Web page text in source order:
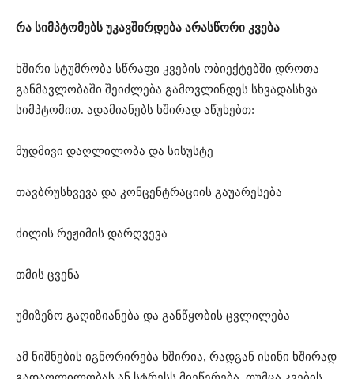
რა სიმპტომებს უკავშირდება არასწორი კვება
ხშირი სტუმრობა სწრაფი კვების ობიექტებში დროთა
განმავლობაში შეიძლება გამოვლინდეს სხვადასხვა
სიმპტომით. ადამიანებს ხშირად აწუხებთ:
მუდმივი დაღლილობა და სისუსტე
თავბრუსხვევა და კონცენტრაციის გაუარესება
ძილის რეჟიმის დარღვევა
თმის ცვენა
უმიზეზო გაღიზიანება და განწყობის ცვლილება
ამ ნიშნების იგნორირება ხშირია, რადგან ისინი ხშირად